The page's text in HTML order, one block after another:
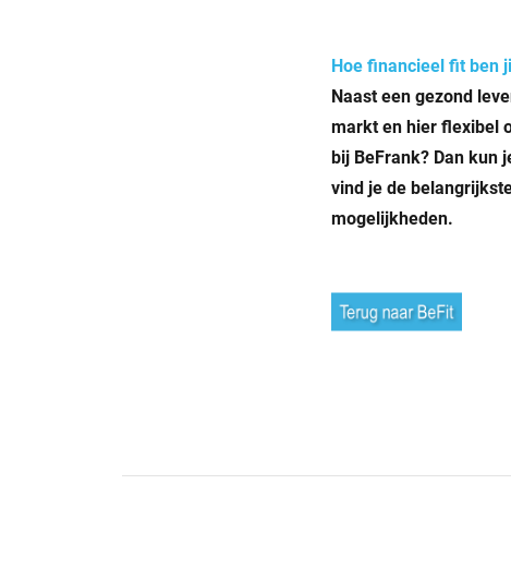
Hoe financieel fit ben
Naast een gezond
markt en hier fl­exibel
bij BeFrank? Dan kun
vind je de
mogelijkheden.